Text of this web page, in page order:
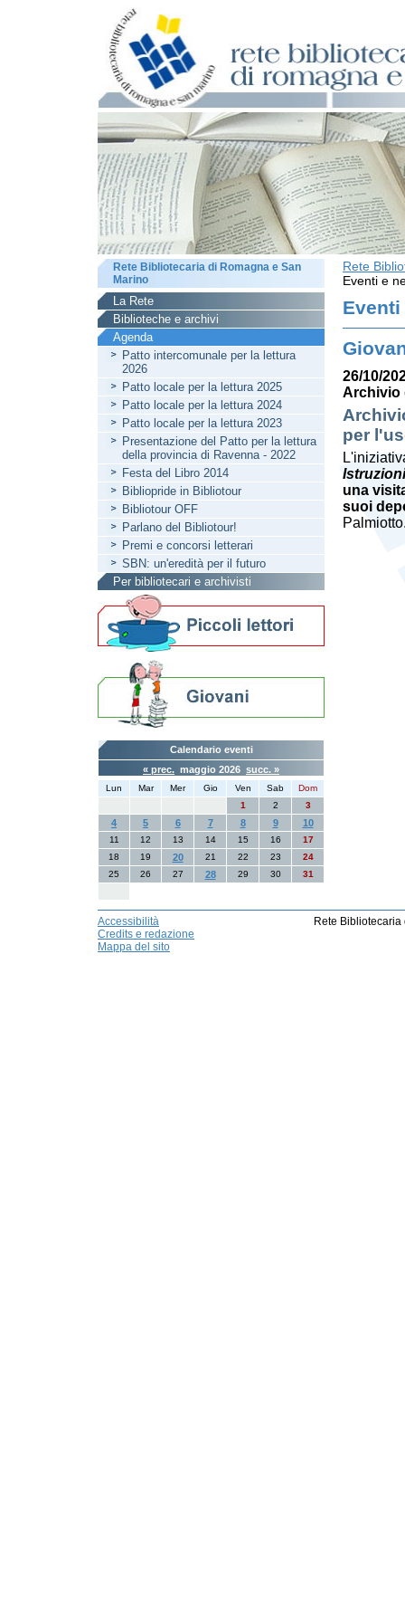
Rete
Eventi e
Eventi
26/10/
Archivio
per
una
suoi
Rete Bibliotecaria di Romagna e San
Marino
La Rete
Biblioteche e archivi
Agenda
Patto intercomunale per la lettura
2026
Patto locale per la lettura 2025
Patto locale per la lettura 2024
Patto locale per la lettura 2023
Presentazione del Patto per la lettura
della provincia di Ravenna - 2022
Festa del Libro 2014
Bibliopride in Bibliotour
Bibliotour OFF
Parlano del Bibliotour!
Premi e concorsi letterari
SBN: un'eredità per il futuro
Per bibliotecari e archivisti
Calendario eventi
« prec. maggio 2026 succ. »
Lun Mar Mer Gio Ven Sab
Dom
1
2 3
4 5 6 7 8 9 10
11 12 13 14 15 16
17
18
19 20 21 22 23
24
25
26 27 28 29 30 31
Accessibilità
Credits e redazione
Mappa del sito
Rete